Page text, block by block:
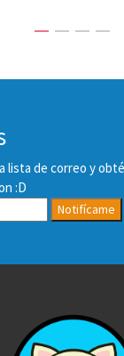
lista de correo y
:D
Notifícame